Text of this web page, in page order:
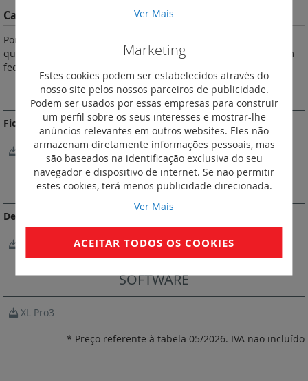
Características do Produto
Portas isolantes opacas brancas RAL 9003. IP 40 - IK 09. Para
quadros XL3 125. Portas totalmente reversíveis equipáveis com
fechadura de chave n° 850 (ref. 4 018 51).
MAIS INFORMAÇÃO
Ficheiro BIM
Legrand_XL³_125_cabinet_door.rfa
DOCUMENTAÇÃO DE CONFORMIDADE
Declarações e certificados de conformidade
OC / CB-654749
SOFTWARE
XL Pro3
* Preço referente à tabela 05/2026. IVA não incluído
Ver Mais
Marketing
Estes cookies podem ser estabelecidos através do
nosso site pelos nossos parceiros de publicidade.
Podem ser usados por essas empresas para construir
um perfil sobre os seus interesses e mostrar-lhe
anúncios relevantes em outros websites. Eles não
armazenam diretamente informações pessoais, mas
são baseados na identificação exclusiva do seu
navegador e dispositivo de internet. Se não permitir
estes cookies, terá menos publicidade direcionada.
Ver Mais
ACEITAR TODOS OS COOKIES